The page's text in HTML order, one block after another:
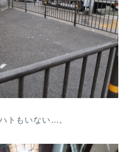
トもいない…。